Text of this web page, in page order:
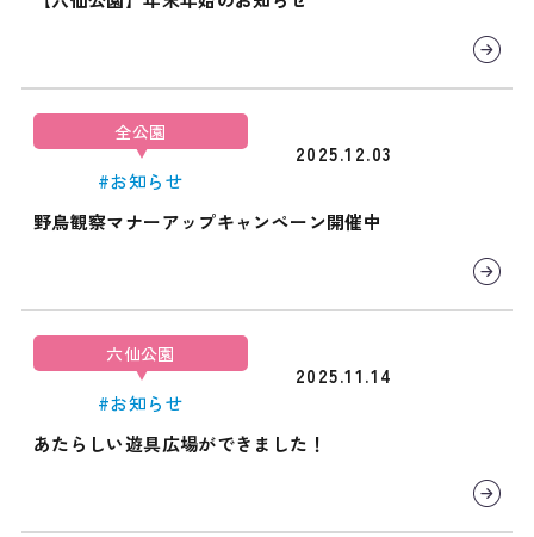
全公園
#お知らせ
2025.12.03
野鳥観察マナーアップキャンペーン開催中
六仙公園
#お知らせ
2025.11.14
あたらしい遊具広場ができました！